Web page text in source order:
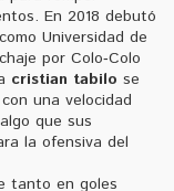
En 2018 debutó
Universidad de
por Colo‑Colo
cristian tabilo se
una velocidad
que sus
la ofensiva del
tanto en goles